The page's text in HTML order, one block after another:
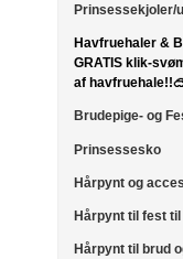
Prinsessekjoler/
Havfruehaler &
GRATIS klik-
af
Brudepige- og
Prinsessesko
Hårpynt og
Hårpynt til fest
Hårpynt til brud